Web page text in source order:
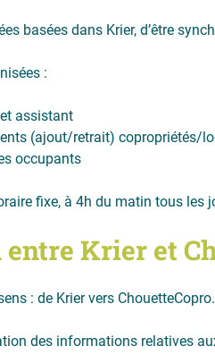
basées dans Krier, d’être
:
assistant
(ajout/retrait) copropriétés/
occupants
fixe, à 4h du matin tous les
Krier et
: de Krier vers ChouetteCopro.
des informations relatives